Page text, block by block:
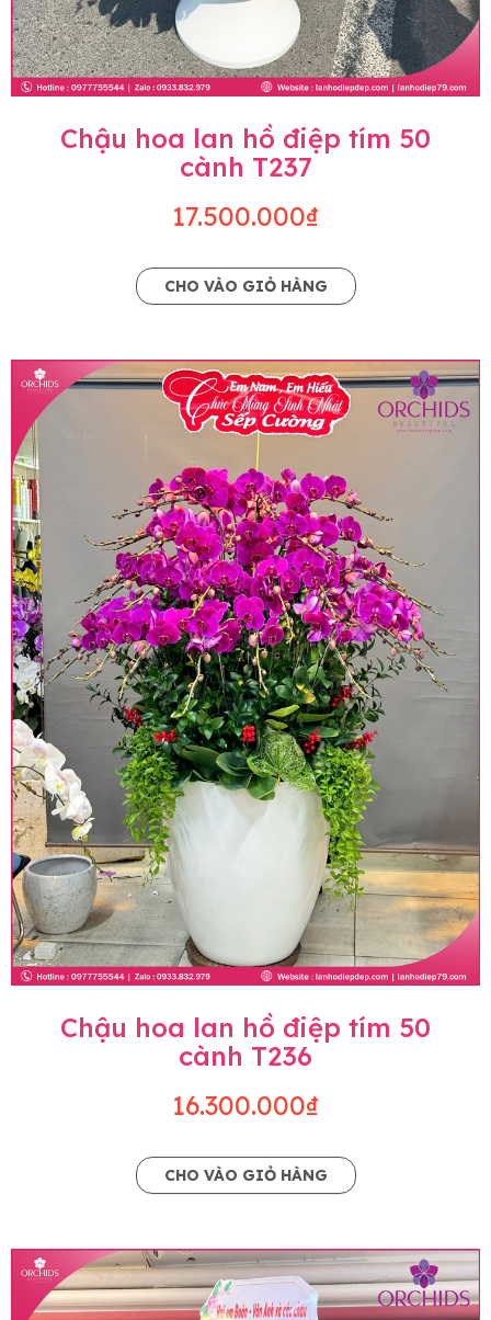
Chậu hoa lan hồ điệp tím 50
cành T237
17.500.000₫
CHO VÀO GIỎ HÀNG
Chậu hoa lan hồ điệp tím 50
cành T236
16.300.000₫
CHO VÀO GIỎ HÀNG